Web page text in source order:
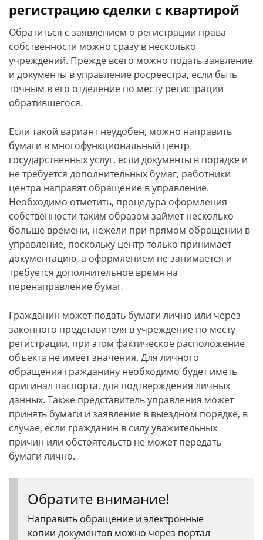
регистрацию сделки с квартирой
Обратиться с заявлением о регистрации права
собственности можно сразу в несколько
учреждений. Прежде всего можно подать заявление
и документы в управление росреестра, если быть
точным в его отделение по месту регистрации
обратившегося.
Если такой вариант неудобен, можно направить
бумаги в многофункциональный центр
государственных услуг, если документы в порядке и
не требуется дополнительных бумаг, работники
центра направят обращение в управление.
Необходимо отметить, процедура оформления
собственности таким образом займет несколько
больше времени, нежели при прямом обращении в
управление, поскольку центр только принимает
документацию, а оформлением не занимается и
требуется дополнительное время на
перенаправление бумаг.
Гражданин может подать бумаги лично или через
законного представителя в учреждение по месту
регистрации, при этом фактическое расположение
объекта не имеет значения. Для личного
обращения гражданину необходимо будет иметь
оригинал паспорта, для подтверждения личных
данных. Также представитель управления может
принять бумаги и заявление в выездном порядке, в
случае, если гражданин в силу уважительных
причин или обстоятельств не может передать
бумаги лично.
Обратите внимание!
Направить обращение и электронные
копии документов можно через портал